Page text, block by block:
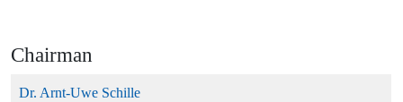
Chairman
Dr. Arnt-Uwe Schille